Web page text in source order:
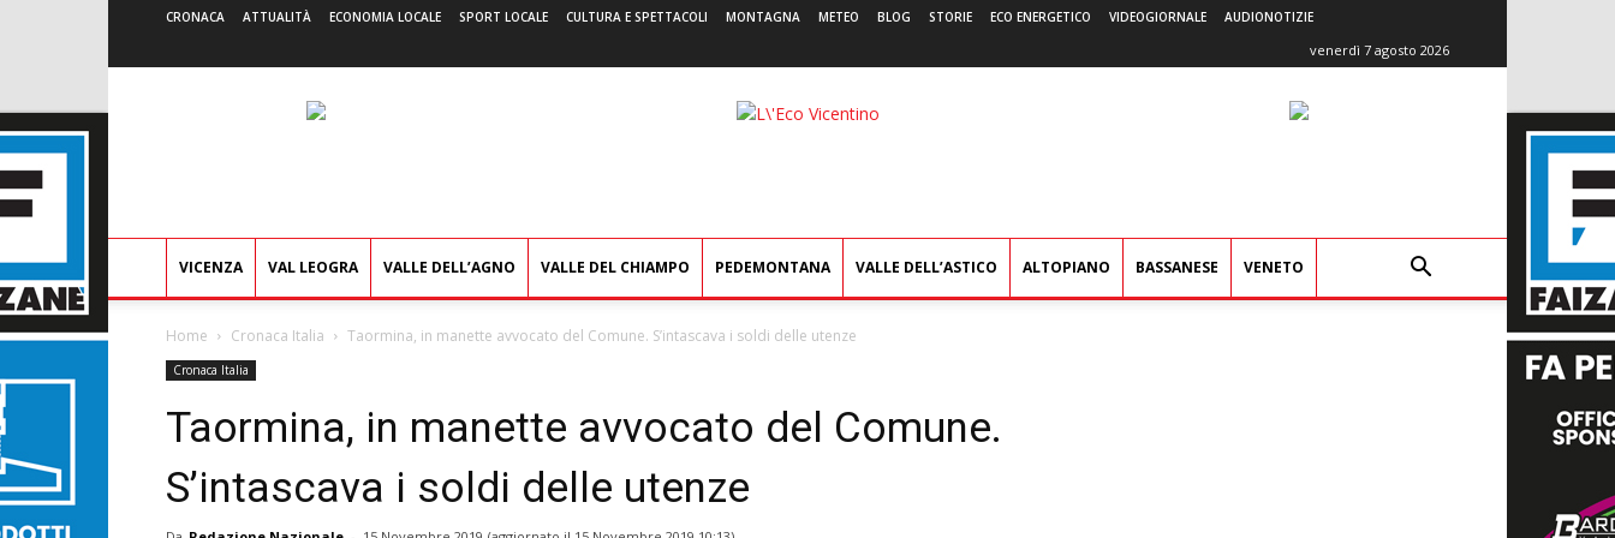
CRONACA ATTUALITÀ ECONOMIA LOCALE SPORT LOCALE CULTURA E SPETTACOLI MONTAGNA METEO BLOG STORIE ECO ENERGETICO VIDEOGIORNALE AUDIONOTIZIE
venerdì 7 agosto 2026
L'Eco
VICENZA VAL LEOGRA VALLE DELL’AGNO VALLE DEL CHIAMPO PEDEMONTANA VALLE DELL’ASTICO ALTOPIANO BASSANESE VENETO
Home Cronaca Italia Taormina, in manette avvocato del Comune. S’intascava i soldi delle utenze
Cronaca Italia
Taormina, in manette avvocato del Comune.
S’intascava i soldi delle utenze